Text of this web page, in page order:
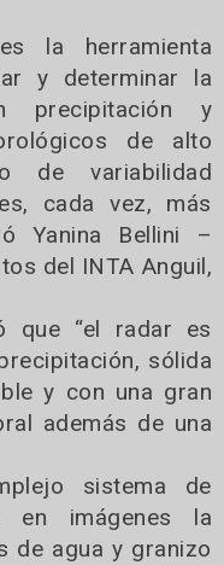
la herramienta
y determinar la
precipitación y
de alto
de variabilidad
cada vez, más
Yanina Bellini –
del INTA Anguil,
que “el radar es
sólida
y con una gran
además de una
sistema de
en imágenes la
de agua y granizo